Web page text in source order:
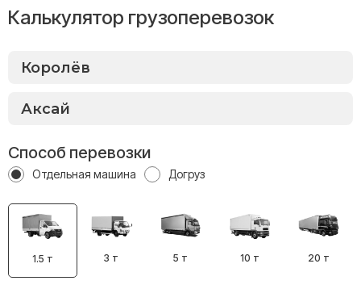
Калькулятор грузоперевозок
Способ перевозки
Отдельная машина Догруз
1.5 т 3 т 5 т 10 т 20 т